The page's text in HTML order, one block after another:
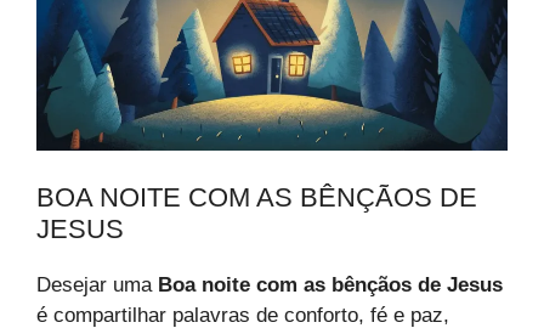
BOA NOITE COM AS BÊNÇÃOS DE
JESUS
Desejar uma Boa noite com as bênçãos de Jesus
é compartilhar palavras de conforto, fé e paz,